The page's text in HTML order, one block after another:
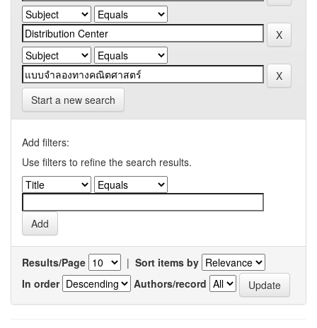
Start a new search
Add filters:
Use filters to refine the search results.
Results/Page | Sort items by
In order
Authors/record